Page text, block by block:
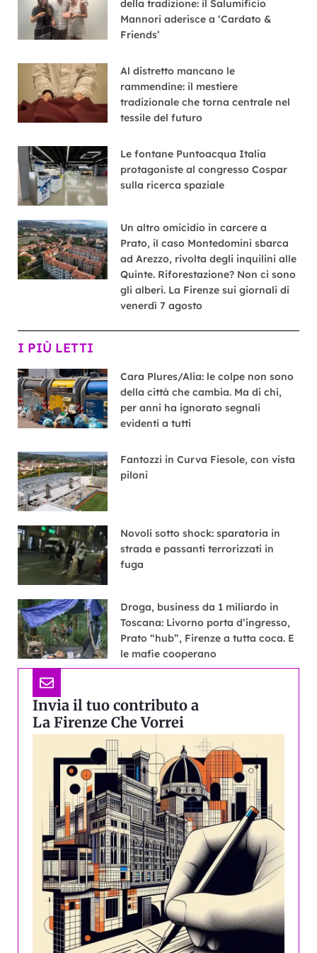
della tradizione: il Salumificio
Mannori aderisce a ‘Cardato &
Friends’
Al distretto mancano le
rammendine: il mestiere
tradizionale che torna centrale nel
tessile del futuro
Le fontane Puntoacqua Italia
protagoniste al congresso Cospar
sulla ricerca spaziale
Un altro omicidio in carcere a
Prato, il caso Montedomini sbarca
ad Arezzo, rivolta degli inquilini alle
Quinte. Riforestazione? Non ci sono
gli alberi. La Firenze sui giornali di
venerdì 7 agosto
I PIÙ LETTI
Cara Plures/Alia: le colpe non sono
della città che cambia. Ma di chi,
per anni ha ignorato segnali
evidenti a tutti
Fantozzi in Curva Fiesole, con vista
piloni
Novoli sotto shock: sparatoria in
strada e passanti terrorizzati in
fuga
Droga, business da 1 miliardo in
Toscana: Livorno porta d’ingresso,
Prato “hub”, Firenze a tutta coca. E
le mafie cooperano
Invia il tuo contributo a
La Firenze Che Vorrei